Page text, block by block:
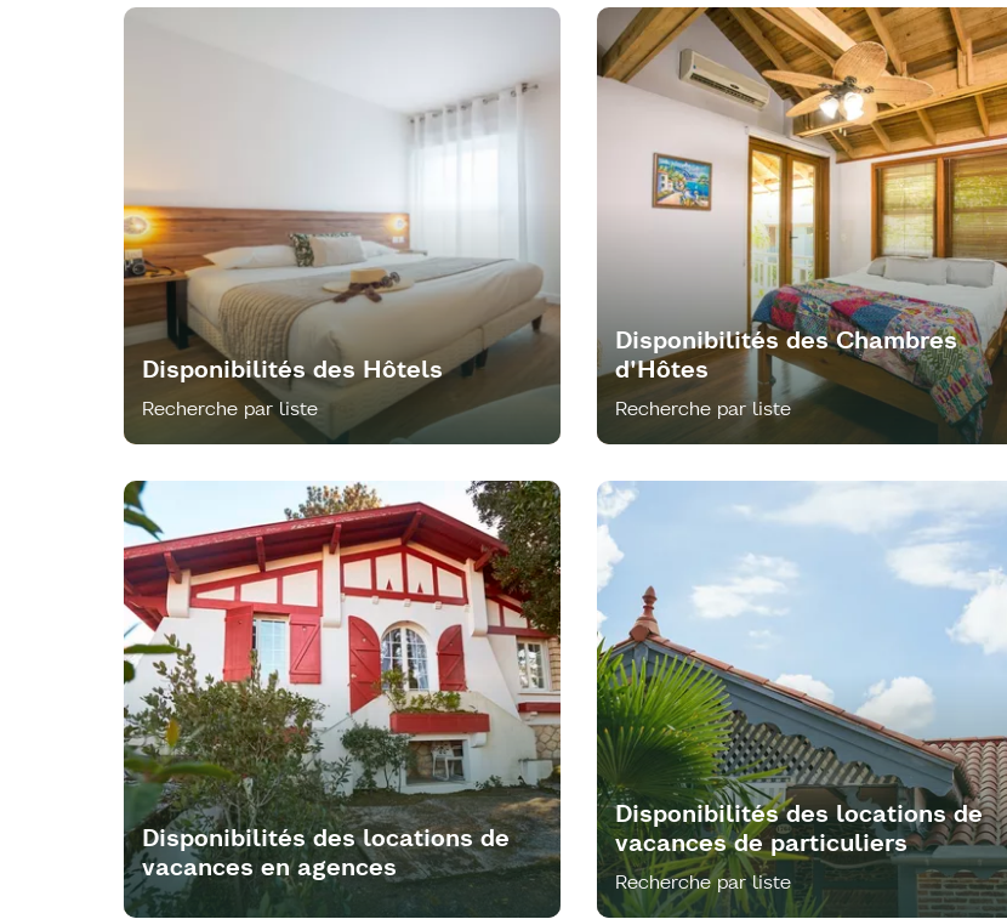
Disponibilités des Hôtels
Recherche par liste
Disponibilités des Chambres
d'Hôtes
Recherche par liste
Disponibilités des locations de
vacances en agences
Disponibilités des locations de
vacances de particuliers
Recherche par liste